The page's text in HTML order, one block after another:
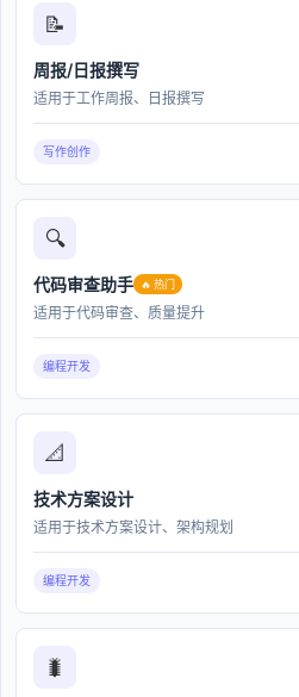
📝
周报/日报撰写
适用于工作周报、日报撰写
写作创作
🔍
代码审查助手 🔥 热门
适用于代码审查、质量提升
编程开发
📐
技术方案设计
适用于技术方案设计、架构规划
编程开发
🐛
通过此智能匹配机制，新手与
实用操作步骤
进入页面后，将相应关键词输入
系统快速响应后，您能直接在分
贴合您的需求。
如此温馨简便的流程，助您在
更多工具推荐
产品命名
心得体会
解决思路助手
组词
掌握[GPT提示词]：使用指南与
探索在线工具GPT提示词的力
探索GPT提示词：智能写作的